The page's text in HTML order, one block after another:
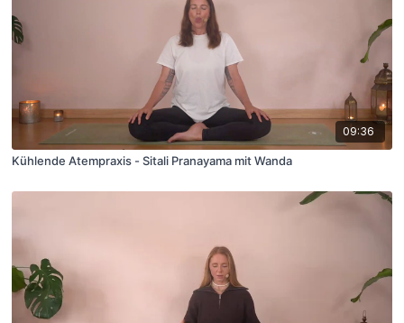
09:36
Kühlende Atempraxis - Sitali Pranayama mit Wanda